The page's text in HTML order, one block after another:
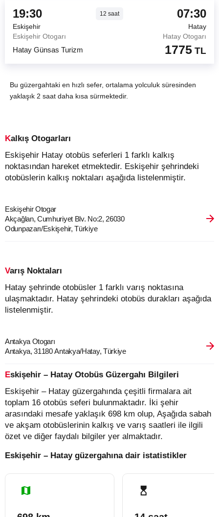
19:30 12 saat 07:30
Eskişehir
Hatay
Eskişehir Otogarı
Hatay Otogarı
Hatay Günsas Turizm 1775 TL
Bu güzergahtaki en hızlı sefer, ortalama yolculuk süresinden
yaklaşık 2 saat daha kısa sürmektedir.
Kalkış Otogarları
Eskişehir Hatay otobüs seferleri 1 farklı kalkış
noktasından hareket etmektedir. Eskişehir şehrindeki
otobüslerin kalkış noktaları aşağıda listelenmiştir.
Eskişehir Otogar
Akçağlan, Cumhuriyet Blv. No:2, 26030
Odunpazarı/Eskişehir, Türkiye
Varış Noktaları
Hatay şehrinde otobüsler 1 farklı varış noktasına
ulaşmaktadır. Hatay şehrindeki otobüs durakları aşağıda
listelenmiştir.
Antakya Otogarı
Antakya, 31180 Antakya/Hatay, Türkiye
Eskişehir – Hatay Otobüs Güzergahı Bilgileri
Eskişehir – Hatay güzergahında çeşitli firmalara ait
toplam 16 otobüs seferi bulunmaktadır. İki şehir
arasındaki mesafe yaklaşık 698 km olup, Aşağıda sabah
ve akşam otobüslerinin kalkış ve varış saatleri ile ilgili
özet ve diğer faydalı bilgiler yer almaktadır.
Eskişehir – Hatay güzergahına dair istatistikler